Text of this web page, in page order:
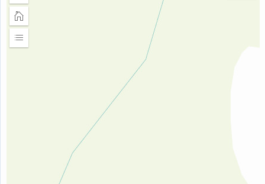
масштаб
Головна
сторінка
Розширити